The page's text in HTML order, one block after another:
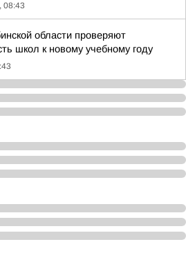
08:43
области проверяют
школ к новому учебному году